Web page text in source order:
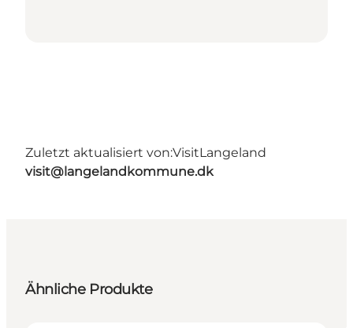
Zuletzt aktualisiert von:VisitLangeland
visit@langelandkommune.dk
Ähnliche Produkte